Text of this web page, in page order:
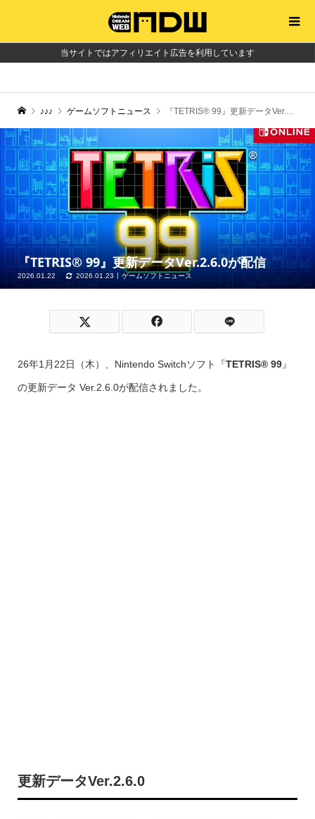
当サイトではアフィリエイト広告を利用しています
♪♪♪ ゲームソフトニュース 『TETRIS® 99』更新データVer.2.6.0が配信
『TETRIS® 99』更新データVer.2.6.0が配信
2026.01.22 2026.01.23 ゲームソフトニュース
26年1月22日（木）、Nintendo Switchソフト『TETRIS® 99』
の更新データ Ver.2.6.0が配信されました。
更新データVer.2.6.0